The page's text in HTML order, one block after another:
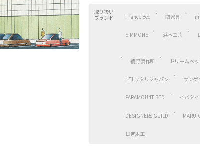
取り扱い
ブランド
France Bed 関家具
SIMMONS 浜本工芸
綾野製作所 ドリームベッ
HTLワタリジャパン サンゲ
PARAMOUNT BED イバタ
DESIGNERS GUILD
日進木工